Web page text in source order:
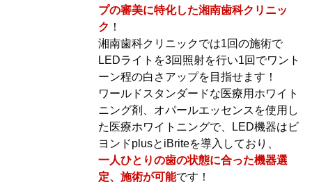
プの審美に特化した湘南歯科クリニッ
ク ！
湘南歯科クリニックでは1回の施術で
LEDライトを3回照射を行い1回でワント
ーン程の白さアップを目指せます！
ワールドスタンダードな医療用ホワイト
ニング剤、オパールエッセンスを使用し
た医療ホワイトニングで、LED機器はビ
ヨンドplusとiBriteを導入しており、
一人ひとりの歯の状態に合った機器選
定、施術が可能です！